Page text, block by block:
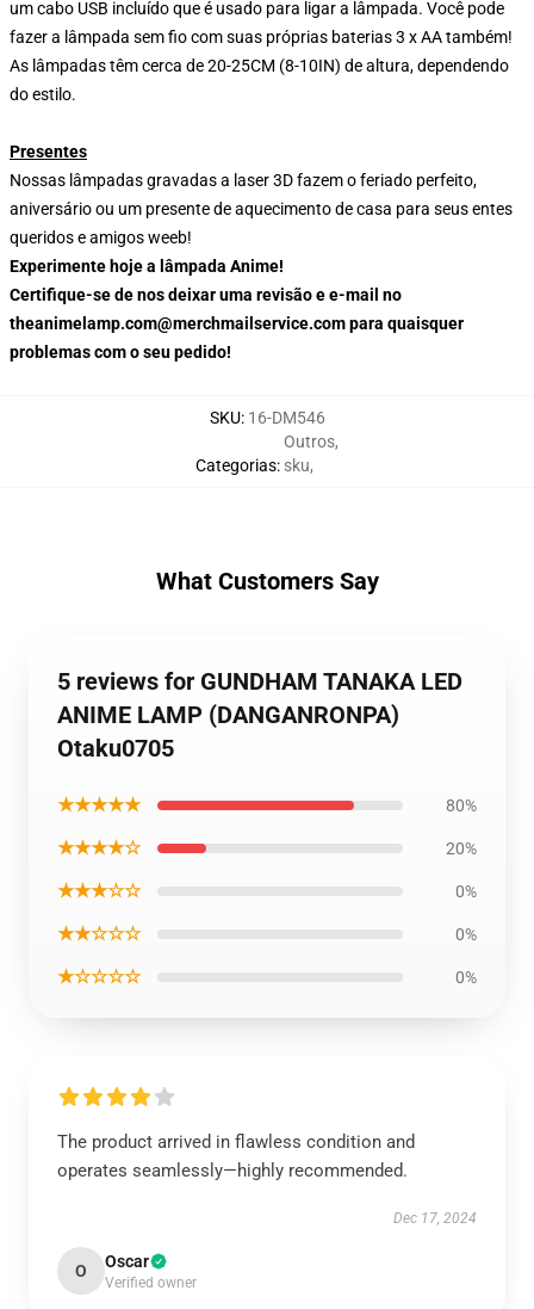
um cabo USB incluído que é usado para ligar a lâmpada. Você pode
fazer a lâmpada sem fio com suas próprias baterias 3 x AA também!
As lâmpadas têm cerca de 20-25CM (8-10IN) de altura, dependendo
do estilo.
Presentes
Nossas lâmpadas gravadas a laser 3D fazem o feriado perfeito,
aniversário ou um presente de aquecimento de casa para seus entes
queridos e amigos weeb!
Experimente hoje a lâmpada Anime!
Certifique-se de nos deixar uma revisão e e-mail no
theanimelamp.com@merchmailservice.com para quaisquer
problemas com o seu pedido!
SKU: 16-DM546
Categorias:
Outros,
sku,
What Customers Say
5 reviews for GUNDHAM TANAKA LED
ANIME LAMP (DANGANRONPA)
Otaku0705
★★★★★ 80%
★★★★☆ 20%
★★★☆☆ 0%
★★☆☆☆ 0%
★☆☆☆☆ 0%
The product arrived in flawless condition and
operates seamlessly—highly recommended.
Dec 17, 2024
O Oscar
Verified owner